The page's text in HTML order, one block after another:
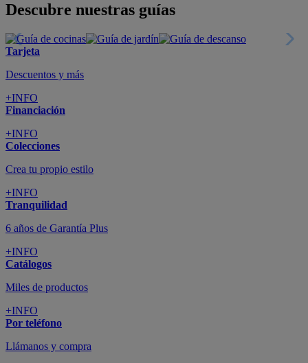
Descubre nuestras guías
Tarjeta
Descuentos y más
+INFO
Financiación
+INFO
Colecciones
Crea tu propio estilo
+INFO
Tranquilidad
6 años de Garantía Plus
+INFO
Catálogos
Miles de productos
+INFO
Por teléfono
Llámanos y compra